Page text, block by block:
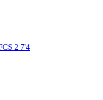
2 7'4